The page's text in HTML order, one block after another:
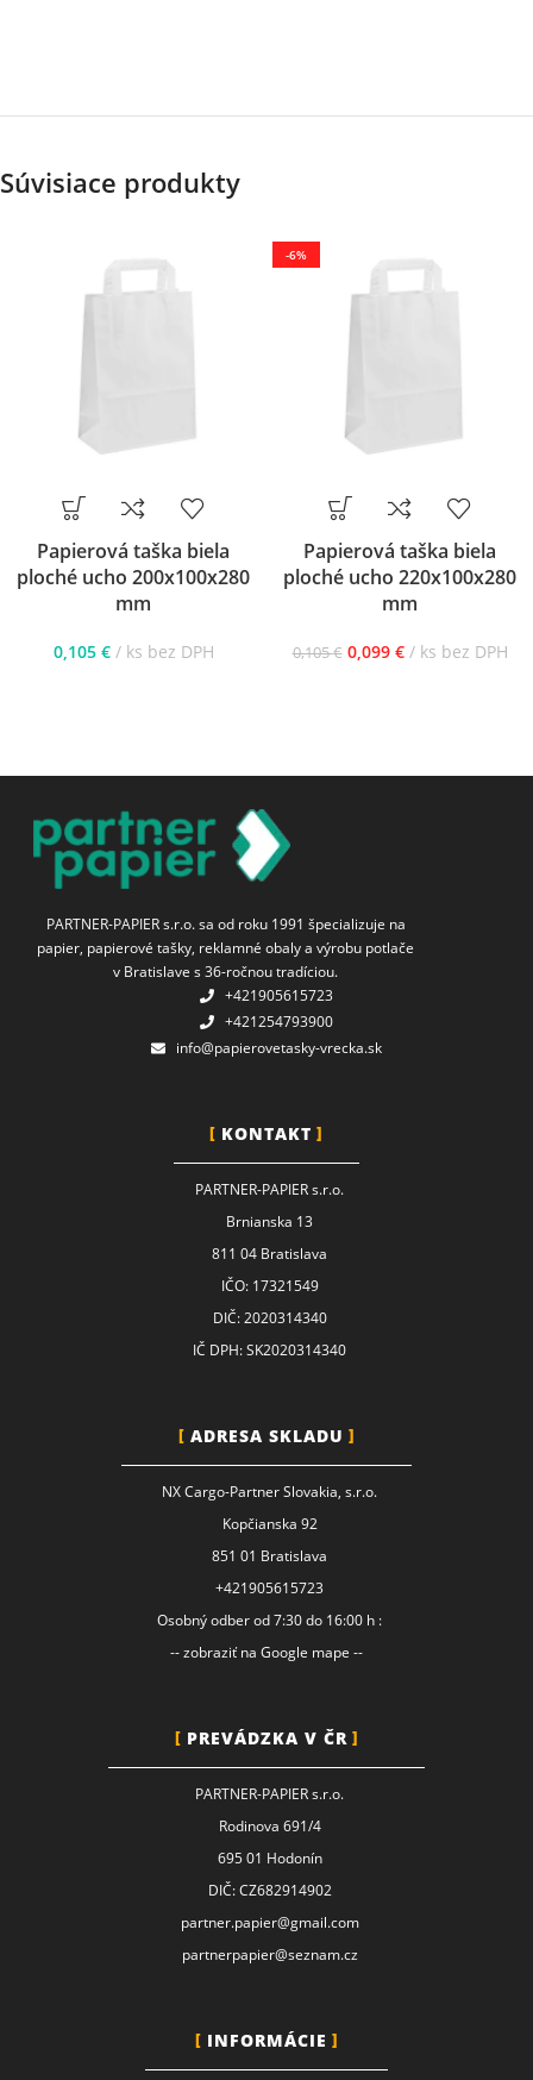
Súvisiace produkty
Papierová taška biela
ploché ucho 200x100x280
mm
0,105 € ks bez DPH
-6%
Papierová taška biela
ploché ucho 220x100x280
mm
0,105€ 0,099 € ks bez DPH
PARTNER-PAPIER s.r.o. sa od roku 1991 špecializuje na
papier, papierové tašky, reklamné obaly a výrobu potlače
v Bratislave s 36-ročnou tradíciou.
+421905615723
+421254793900
info@papierovetasky-vrecka.sk
KONTAKT
PARTNER-PAPIER s.r.o.
Brnianska 13
811 04 Bratislava
IČO: 17321549
DIČ: 2020314340
IČ DPH: SK2020314340
ADRESA SKLADU
NX Cargo-Partner Slovakia, s.r.o.
Kopčianska 92
851 01 Bratislava
+421905615723
Osobný odber od 7:30 do 16:00 h :
-- zobraziť na Google mape --
PREVÁDZKA V ČR
PARTNER-PAPIER s.r.o.
Rodinova 691/4
695 01 Hodonín
DIČ: CZ682914902
partner.papier@gmail.com
partnerpapier@seznam.cz
INFORMÁCIE